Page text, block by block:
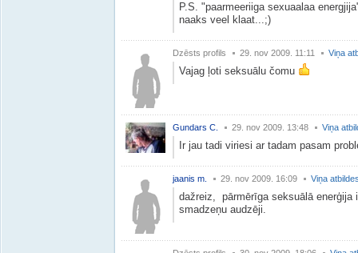
P.S. "paarmeeriiga sexuaalaa
naaks veel klaat...;)
Dzēsts profils 29. nov 2009. 11:11 Viņa
Vajag ļoti seksuālu čomu
Gundars C. 29. nov 2009. 13:48 Viņa
Ir jau tadi viriesi ar tadam pasam
jaanis m. 29. nov 2009. 16:09 Viņa
dažreiz, pārmērīga seksuālā
smadzeņu audzēji.